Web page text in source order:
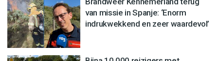
van missie in Spanje: ‘Enorm
indrukwekkend en zeer waardevol’